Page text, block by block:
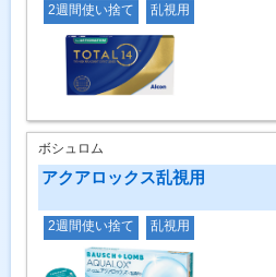
2週間使い捨て 乱視用
ボシュロム
アクアロックス乱視用
2週間使い捨て 乱視用